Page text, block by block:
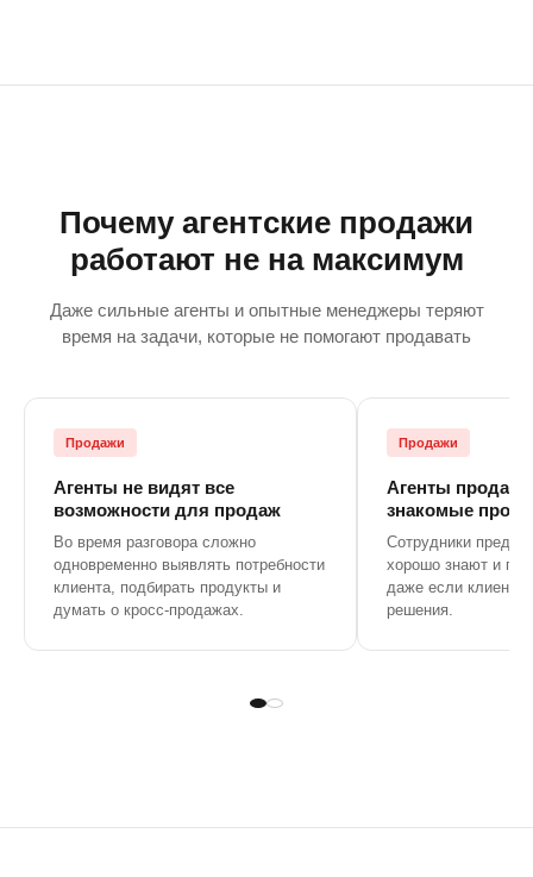
Почему агентские продажи
работают не на максимум
Даже сильные агенты и опытные менеджеры теряют
время на задачи, которые не помогают продавать
Продажи
Агенты не видят все
возможности для продаж
Во время разговора сложно
одновременно выявлять потребности
клиента, подбирать продукты и
думать о кросс-продажах.
Продажи
Агенты
знакомые
Сотрудники
хорошо знают и
даже если клиенту
решения.